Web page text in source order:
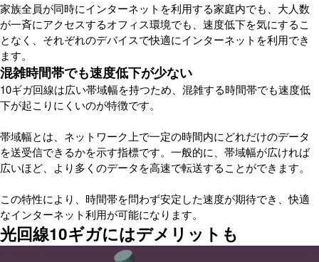
家族全員が同時にインターネットを利用する家庭内でも、大人数
が一斉にアクセスするオフィス環境でも、速度低下を気にするこ
となく、それぞれのデバイスで快適にインターネットを利用でき
ます。
混雑時間帯でも速度低下が少ない
10ギガ回線は広い帯域幅を持つため、混雑する時間帯でも速度低
下が起こりにくいのが特徴です。
帯域幅とは、ネットワーク上で一定の時間内にどれだけのデータ
を送受信できるかを示す指標です。一般的に、帯域幅が広ければ
広いほど、より多くのデータを高速で転送することができます。
この特性により、時間帯を問わず安定した速度が期待でき、快適
なインターネット利用が可能になります。
光回線10ギガにはデメリットも